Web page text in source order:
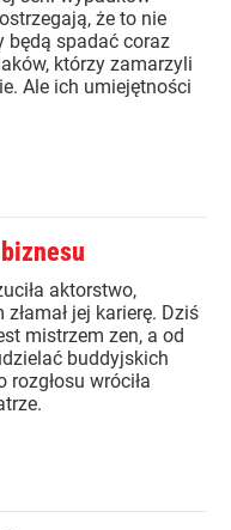
że to nie
będą spadać coraz
którzy zamarzyli
Ale ich umiejętności
aktorstwo,
jej karierę. Dziś
mistrzem zen, a od
buddyjskich
wróciła